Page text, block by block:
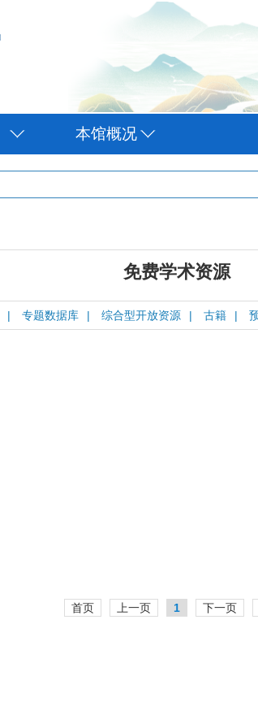
本馆概况
免费学术资源
| 专题数据库 | 综合型开放资源 | 古籍 |
首页 上一页 1 下一页